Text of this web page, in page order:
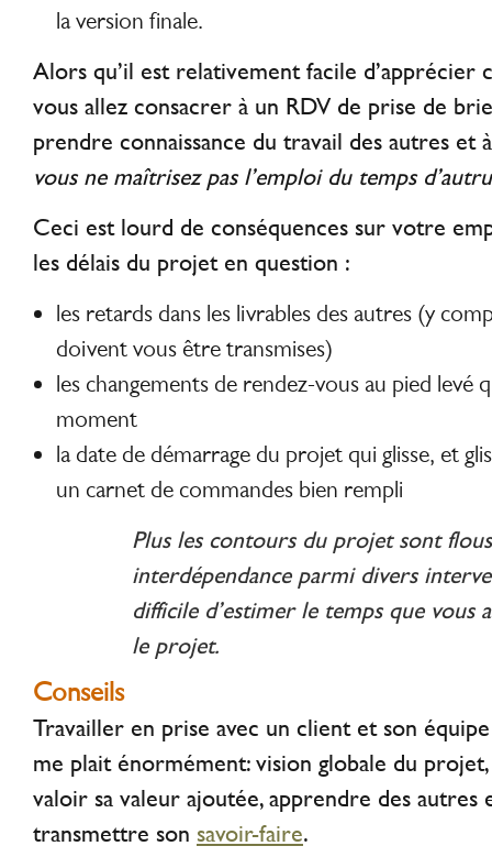
la version finale.
Alors qu’il est relativement facile d’apprécier
vous allez consacrer à un RDV de prise de
prendre connaissance du travail des autres et
vous ne maîtrisez pas l’emploi du temps
Ceci est lourd de conséquences sur votre
les délais du projet en question :
les retards dans les livrables des autres (y
doivent vous être transmises)
les changements de rendez-vous au pied levé
moment
la date de démarrage du projet qui glisse, et
un carnet de commandes bien rempli
Plus les contours du projet sont
interdépendance parmi divers
difficile d’estimer le temps que vous
le projet.
Conseils
Travailler en prise avec un client et son
me plait énormément: vision globale du
valoir sa valeur ajoutée, apprendre des autres
transmettre son savoir-faire.